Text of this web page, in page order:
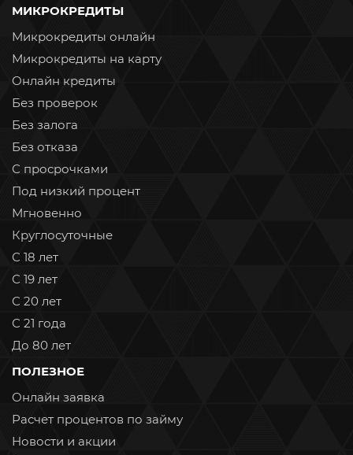
МИКРОКРЕДИТЫ
Микрокредиты онлайн
Микрокредиты на карту
Онлайн кредиты
Без проверок
Без залога
Без отказа
С просрочками
Под низкий процент
Мгновенно
Круглосуточные
С 18 лет
С 19 лет
С 20 лет
С 21 года
До 80 лет
ПОЛЕЗНОЕ
Онлайн заявка
Расчет процентов по займу
Новости и акции